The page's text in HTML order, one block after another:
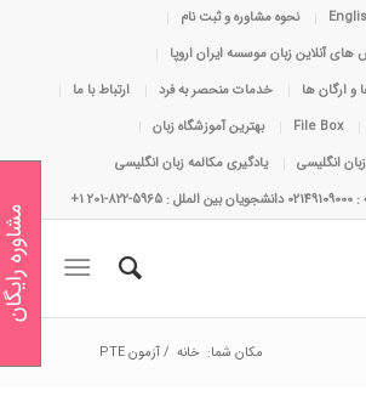
نحوه مشاوره و ثبت نام
های آنلاین زبان موسسه ایران اروپا
و ارگان ها
خدمات منحصر به فرد
ارتباط با ما
File Box
بهترین آموزشگاه زبان
انگلیسی
یادگیری مکالمه زبان انگلیسی
1+
مکان شما: خانه /آزمون PTE